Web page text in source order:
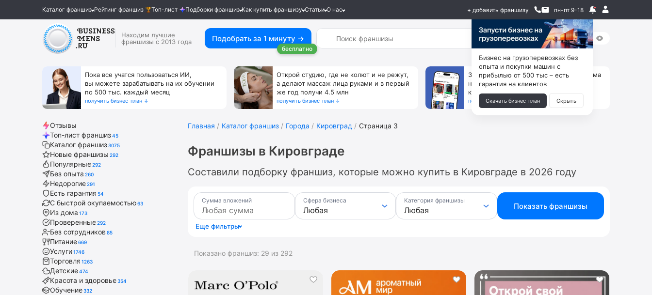
Каталог франшиз Рейтинг франшиз Топ-лист Подборки франшиз Как купить франшизу Статьи О нас + добавить франшизу пн-пт 9-18
Находим лучшие
франшизы с 2013 года
Подобрать за 1 минуту →
бесплатно
Пока все учатся пользоваться ИИ,
вы можете зарабатывать на их обучении
по 500 тыс. каждый месяц
получить бизнес-план ↓
Открой студию, где не колют и не режут,
а делают массаж лица руками и в первый
же год получи 4.5 млн
получить бизнес-план ↓
За 90 тыс. открой магазин на Авито, дома
ни коробок, ни товара, ни склада, зато
каждый месяц +125 тыс. чистыми
получить бизнес-план ↓
Отзывы
Топ-лист франшиз45
Каталог франшиз3075
Новые франшизы 292
Популярные292
Без опыта 260
Недорогие291
Есть гарантия 54
С быстрой окупаемостью63
Из дома 173
Проверенные292
Без сотрудников 85
Питание669
Услуги1746
Торговля 1263
Детские474
Красота и здоровье354
Обучение332
Главная Каталог франшиз Города Кировград Страница 3
Франшизы в Кировграде
Составили подборку франшиз, которые можно купить в Кировграде в 2026 году
Сумма вложений Сфера бизнеса Категория франшизы
Показать франшизы
Еще фильтры
Показано франшиз: 29 из 292
Бизнес на грузоперевозках без
опыта и покупки машин с
прибылью от 500 тыс – есть
гарантия на клиентов
Скачать бизнес-план Скрыть